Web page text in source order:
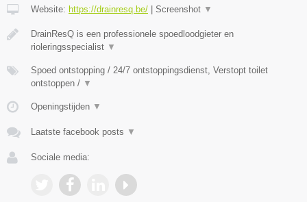
Website: https://drainresq.be/ | Screenshot ▼
DrainResQ is een professionele spoedloodgieter en
rioleringsspecialist ▼
Spoed ontstopping / 24/7 ontstoppingsdienst, Verstopt toilet
ontstoppen / ▼
Openingstijden ▼
Laatste facebook posts ▼
Sociale media: